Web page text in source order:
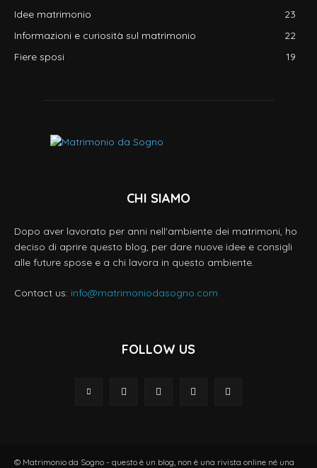
Idee matrimonio
23
Informazioni e curiosità sul matrimonio
22
Fiere sposi
19
CHI SIAMO
Dopo aver lavorato per anni nell'ambiente dei matrimoni, ho
deciso di aprire questo blog, per dare nuove idee e consigli
alle future spose e a chi lavora in questo ambiente.
Contact us: info@matrimoniodasogno.com
FOLLOW US
© Matrimonio da Sogno - questo è un blog, non è una rivista online né una